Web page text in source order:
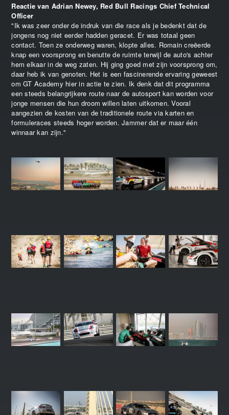
Reactie van Adrian Newey, Red Bull Racings Chief Technical
Officer
"Ik was zeer onder de indruk van die race als je bedenkt dat de
jongens nog niet eerder hadden geracet. Er was totaal geen
contact. Toen ze onderweg waren, klopte alles. Romain creëerde
knap een voorsprong en benutte de ruimte terwijl de auto's achter
hem elkaar in de weg zaten. Hij ging goed met zijn voorsprong om,
daar heb ik van genoten. Het is een fascinerende ervaring geweest
om GT Academy hier in actie te zien. Ik denk dat dit programma
een steeds belangrijkere route naar de autosport kan worden voor
jonge mensen die hun droom willen laten uitkomen. Vooral
aangezien de kosten van de traditionele route via karten en
formuleraces steeds hoger worden. Jammer dat er maar één
winnaar kan zijn."